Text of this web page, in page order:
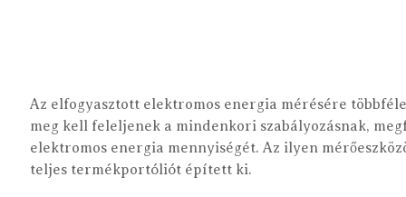
Az elfogyasztott elektromos energia mérésére
meg kell feleljenek a mindenkori szabályozásnak,
elektromos energia mennyiségét. Az ilyen
teljes termékportóliót épített ki.